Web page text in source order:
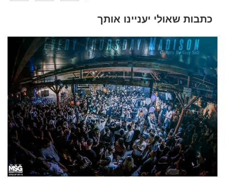
כתבות שאולי יעניינו אותך